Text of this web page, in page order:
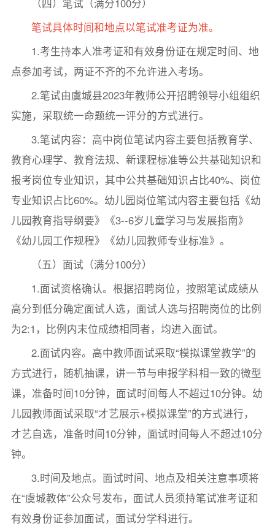
（四）笔试（满分100分）
笔试具体时间和地点以笔试准考证为准。
1.考生持本人准考证和有效身份证在规定时间、地
点参加考试，两证不齐的不允许进入考场。
2.笔试由虞城县2023年教师公开招聘领导小组组织
实施，采取统一命题统一评分的方式进行。
3.笔试内容：高中岗位笔试内容主要包括教育学、
教育心理学、教育法规、新课程标准等公共基础知识和
报考岗位专业知识，其中公共基础知识占比40%、岗位
专业知识占比60%。幼儿园岗位笔试内容主要包括《幼
儿园教育指导纲要》《3--6岁儿童学习与发展指南》
《幼儿园工作规程》《幼儿园教师专业标准》。
（五）面试（满分100分）
1.面试资格确认。根据招聘岗位，按照笔试成绩从
高分到低分确定面试人选，面试人选与招聘岗位的比例
为2:1，比例内末位成绩相同者，均进入面试。
2.面试内容。高中教师面试采取“模拟课堂教学”的
方式进行，随机抽课，讲一节与申报学科相一致的微型
课，准备时间10分钟，面试时间每人不超过10分钟。幼
儿园教师面试采取“才艺展示+模拟课堂”的方式进行，
才艺自选，准备时间10分钟，面试时间每人不超过10分
钟。
3.时间及地点。面试时间、地点及相关注意事项将
在“虞城教体”公众号发布，面试人员须持笔试准考证和
有效身份证参加面试，面试分学科进行。